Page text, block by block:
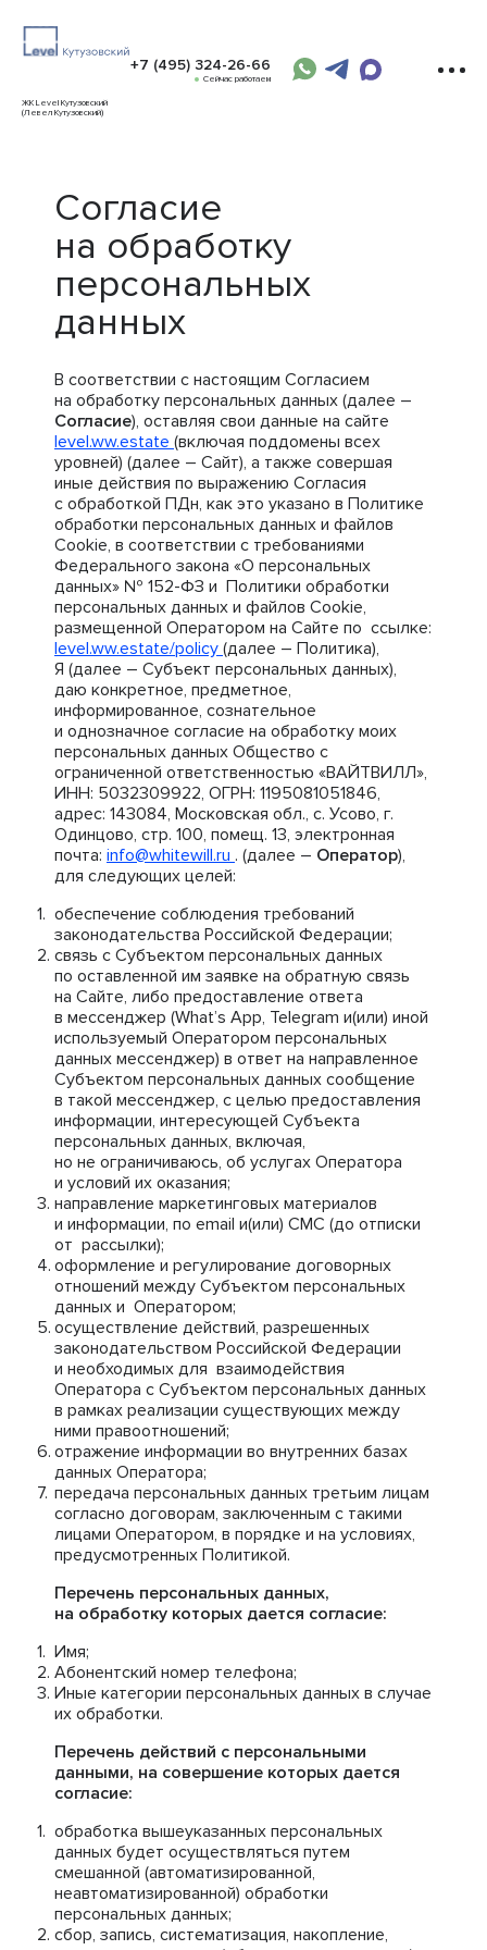
ЖК Level Кутузовский
(Левел Кутузовский)
+7 (495) 324-26-66
Сейчас работаем
Согласие
на обработку
персональных
данных
В соответствии с настоящим Согласием
на обработку персональных данных (далее –
Согласие), оставляя свои данные на сайте
level.ww.estate (включая поддомены всех
уровней) (далее – Сайт), а также совершая
иные действия по выражению Согласия
с обработкой ПДн, как это указано в Политике
обработки персональных данных и файлов
Cookie, в соответствии с требованиями
Федерального закона «О персональных
данных» № 152-ФЗ и Политики обработки
персональных данных и файлов Cookie,
размещенной Оператором на Сайте по ссылке:
level.ww.estate/policy (далее – Политика),
Я (далее – Субъект персональных данных),
даю конкретное, предметное,
информированное, сознательное
и однозначное согласие на обработку моих
персональных данных Общество с
ограниченной ответственностью «ВАЙТВИЛЛ»,
ИНН: 5032309922, ОГРН: 1195081051846,
адрес: 143084, Московская обл., с. Усово, г.
Одинцово, стр. 100, помещ. 13, электронная
почта: info@whitewill.ru . (далее – Оператор),
для следующих целей:
обеспечение соблюдения требований
законодательства Российской Федерации;
связь с Субъектом персональных данных
по оставленной им заявке на обратную связь
на Сайте, либо предоставление ответа
в мессенджер (What’s App, Telegram и(или) иной
используемый Оператором персональных
данных мессенджер) в ответ на направленное
Субъектом персональных данных сообщение
в такой мессенджер, с целью предоставления
информации, интересующей Субъекта
персональных данных, включая,
но не ограничиваюсь, об услугах Оператора
и условий их оказания;
направление маркетинговых материалов
и информации, по email и(или) СМС (до отписки
от рассылки);
оформление и регулирование договорных
отношений между Субъектом персональных
данных и Оператором;
осуществление действий, разрешенных
законодательством Российской Федерации
и необходимых для взаимодействия
Оператора с Субъектом персональных данных
в рамках реализации существующих между
ними правоотношений;
отражение информации во внутренних базах
данных Оператора;
передача персональных данных третьим лицам
согласно договорам, заключенным с такими
лицами Оператором, в порядке и на условиях,
предусмотренных Политикой.
Перечень персональных данных,
на обработку которых дается согласие:
Имя;
Абонентский номер телефона;
Иные категории персональных данных в случае
их обработки.
Перечень действий с персональными
данными, на совершение которых дается
согласие:
обработка вышеуказанных персональных
данных будет осуществляться путем
смешанной (автоматизированной,
неавтоматизированной) обработки
персональных данных;
сбор, запись, систематизация, накопление,